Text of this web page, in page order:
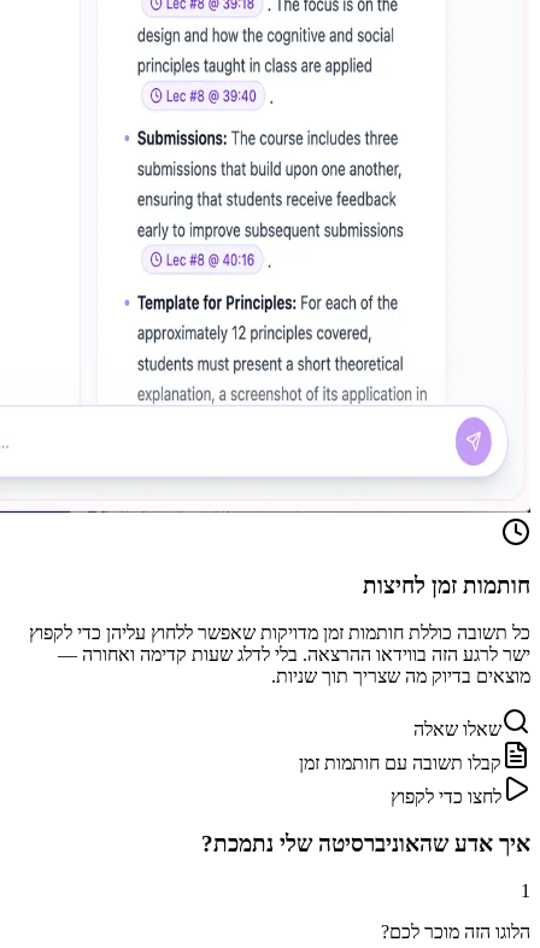
חותמות זמן לחיצות
כל תשובה כוללת חותמות זמן מדויקות שאפשר ללחוץ עליהן כדי לקפוץ
ישר לרגע הזה בווידאו ההרצאה. בלי לדלג שעות קדימה ואחורה —
מוצאים בדיוק מה שצריך תוך שניות.
שאלו שאלה
קבלו תשובה עם חותמות זמן
לחצו כדי לקפוץ
איך אדע שהאוניברסיטה שלי נתמכת?
1
הלוגו הזה מוכר לכם?